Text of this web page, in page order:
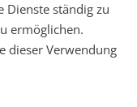
Dienste ständig zu
ermöglichen.
dieser Verwendung